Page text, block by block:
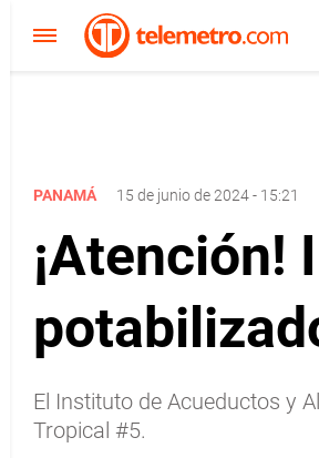
PANAMÁ 15 de junio de 2024 - 15:21
¡Atención!
El Instituto de Acueductos y
Tropical #5.